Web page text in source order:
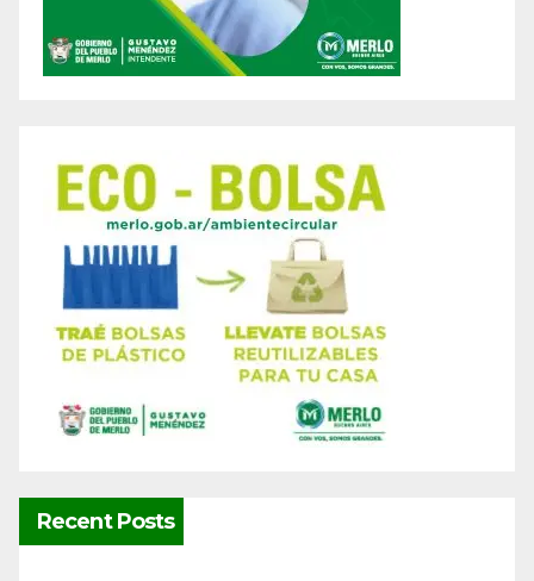
Recent Posts